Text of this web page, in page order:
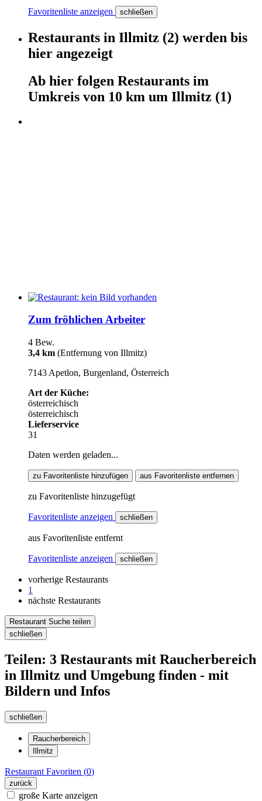
Favoritenliste anzeigen schließen
Restaurants in Illmitz (2) werden bis
hier angezeigt
Ab hier folgen Restaurants im
Umkreis von 10 km um Illmitz (1)
Zum fröhlichen Arbeiter
4 Bew.
3,4 km (Entfernung von Illmitz)
7143 Apetlon, Burgenland, Österreich
Art der Küche:
österreichisch
österreichisch
Lieferservice
31
Daten werden geladen...
zu Favoritenliste hinzufügen aus Favoritenliste entfernen
zu Favoritenliste hinzugefügt
Favoritenliste anzeigen schließen
aus Favoritenliste entfernt
Favoritenliste anzeigen schließen
vorherige Restaurants
1
nächste Restaurants
Restaurant Suche teilen
schließen
Teilen: 3 Restaurants mit Raucherbereich
in Illmitz und Umgebung finden - mit
Bildern und Infos
schließen
Raucherbereich
Illmitz
Restaurant Favoriten (0)
zurück
große Karte anzeigen